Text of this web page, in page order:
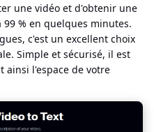
une vidéo et d'obtenir une
% en quelques minutes.
c'est un excellent choix
Simple et sécurisé, il est
ainsi l'espace de votre